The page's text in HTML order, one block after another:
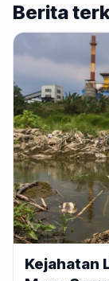
Berita
Kejahatan